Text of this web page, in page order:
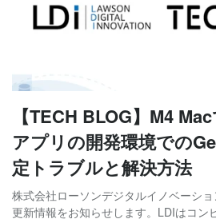
【TECH BLOG】M4
アプリの開発環境での
定トラブルと解決方法
株式会社ローソンデジタルイノベーシ
更新情報をお知らせします。LDIはコン